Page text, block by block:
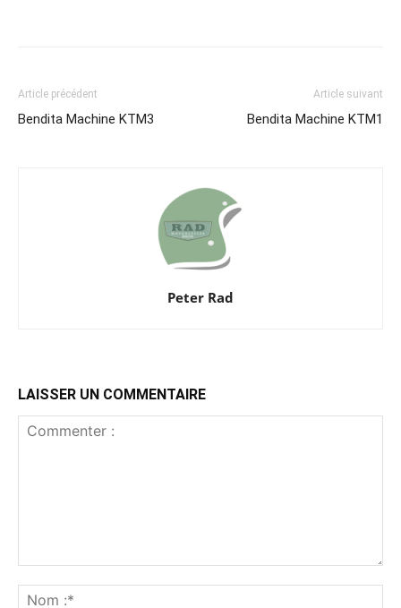
Article précédent
Bendita Machine KTM3
Article suivant
Bendita Machine KTM1
Peter Rad
LAISSER UN COMMENTAIRE